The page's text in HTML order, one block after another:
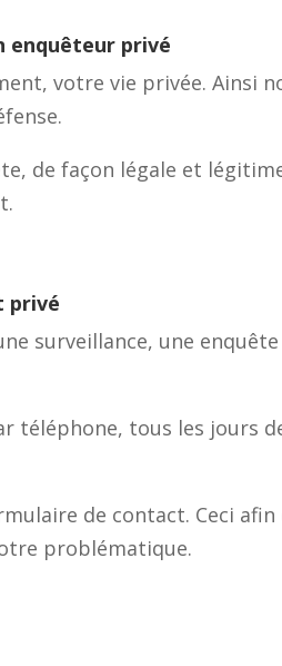
enquêteur privé
votre vie privée. Ainsi
de façon légale et
privé
surveillance, une
téléphone, tous les jours
de contact. Ceci
problématique.